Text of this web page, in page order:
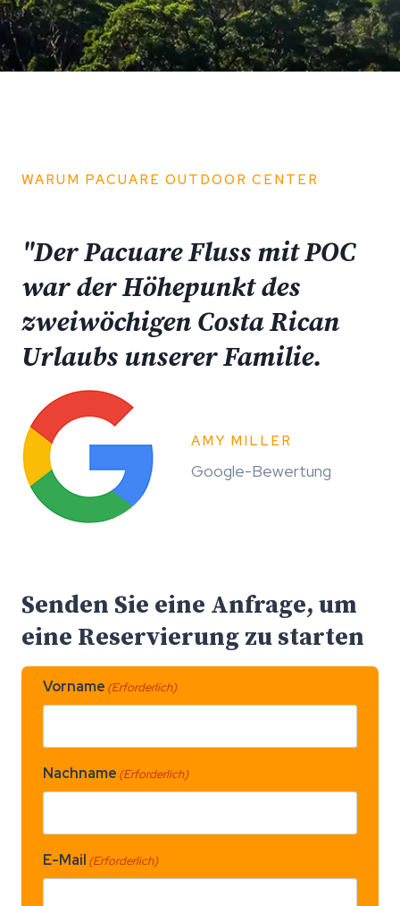
WARUM PACUARE OUTDOOR CENTER
"Der Pacuare Fluss mit POC
war der Höhepunkt des
zweiwöchigen Costa Rican
Urlaubs unserer Familie.
AMY MILLER
Google-Bewertung
Senden Sie eine Anfrage, um
eine Reservierung zu starten
Vorname (Erforderlich)
Nachname (Erforderlich)
E-Mail (Erforderlich)